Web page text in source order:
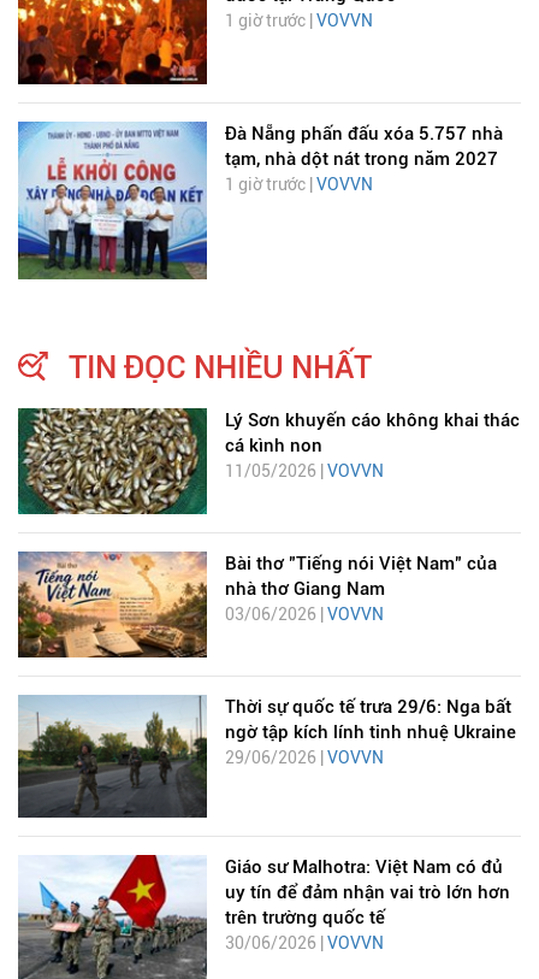
1 giờ trước | VOVVN
Đà Nẵng phấn đấu xóa 5.757 nhà
tạm, nhà dột nát trong năm 2027
1 giờ trước | VOVVN
TIN ĐỌC NHIỀU NHẤT
Lý Sơn khuyến cáo không khai thác
cá kình non
11/05/2026 | VOVVN
Bài thơ "Tiếng nói Việt Nam" của
nhà thơ Giang Nam
03/06/2026 | VOVVN
Thời sự quốc tế trưa 29/6: Nga bất
ngờ tập kích lính tinh nhuệ Ukraine
29/06/2026 | VOVVN
Giáo sư Malhotra: Việt Nam có đủ
uy tín để đảm nhận vai trò lớn hơn
trên trường quốc tế
30/06/2026 | VOVVN